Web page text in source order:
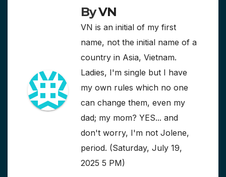
ByVN
VN is an initial of my first
name, not the initial name of a
country in Asia, Vietnam.
Ladies, I'm single but I have
my own rules which no one
can change them, even my
dad; my mom? YES... and
don't worry, I'm not Jolene,
period. (Saturday, July 19,
2025 5 PM)